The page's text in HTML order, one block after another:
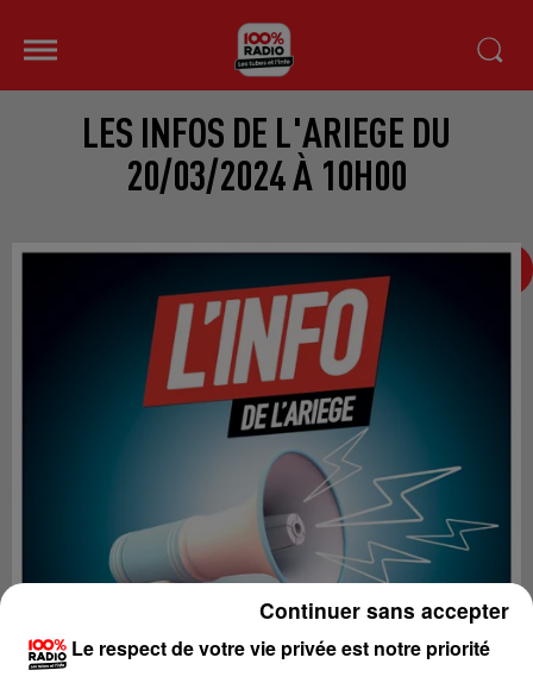
LES INFOS DE L'ARIEGE DU
20/03/2024 À 10H00
Le respect de votre vie privée est notre priorité
Continuer sans accepter